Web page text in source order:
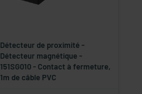
Détecteur de proximité -
Détecteur magnétique -
151SG010 - Contact à fermeture,
1m de câble PVC